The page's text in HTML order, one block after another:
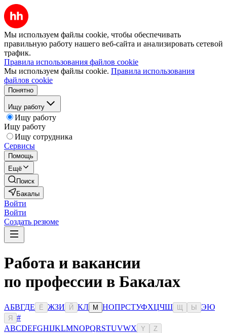
Мы используем файлы cookie, чтобы обеспечивать
правильную работу нашего веб-сайта и анализировать сетевой
трафик.
Правила использования файлов cookie
Мы используем файлы cookie. Правила использования
файлов cookie
Понятно
Ищу работу
Ищу работу
Ищу работу
Ищу сотрудника
Сервисы
Помощь
Ещё
Поиск
Бакалы
Войти
Войти
Создать резюме
Работа и вакансии
по профессии в Бакалах
АБВГДЕ Ё ЖЗИ Й КЛ М НОПРСТУФХЦЧШ Ы ЭЮ
Я
#
ABCDEFGHIJKLMNOPQRSTUVWX Y Z